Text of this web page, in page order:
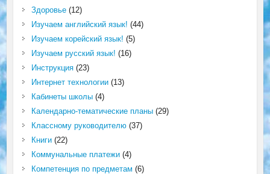
Здоровье(12)
Изучаем английский язык! (44)
Изучаем корейский язык! (5)
Изучаем русский язык! (16)
Инструкция(23)
Интернет технологии(13)
Кабинеты школы(4)
Календарно-тематические планы(29)
Классному руководителю(37)
Книги(22)
Коммунальные платежи(4)
Компетенция по предметам (6)